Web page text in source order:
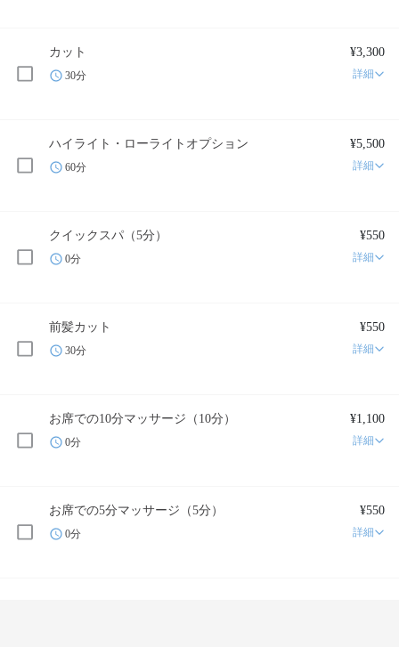
カット ¥3,300
30分 詳細
ハイライト・ローライトオプション ¥5,500
60分 詳細
クイックスパ（5分） ¥550
0分 詳細
前髪カット ¥550
30分 詳細
お席での10分マッサージ（10分） ¥1,100
0分 詳細
お席での5分マッサージ（5分） ¥550
0分 詳細